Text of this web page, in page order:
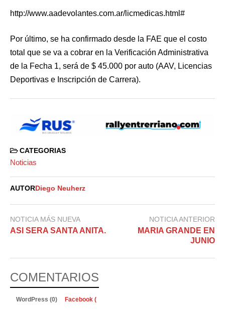
http://www.aadevolantes.com.ar/licmedicas.html#
Por último, se ha confirmado desde la FAE que el costo
total que se va a cobrar en la Verificación Administrativa
de la Fecha 1, será de $ 45.000 por auto (AAV, Licencias
Deportivas e Inscripción de Carrera).
CATEGORIAS
Noticias
AUTOR Diego Neuherz
NOTICIA MÁS NUEVA
ASI SERA SANTA ANITA.
NOTICIA ANTERIOR
MARIA GRANDE EN
JUNIO
COMENTARIOS
WordPress (0) Facebook (